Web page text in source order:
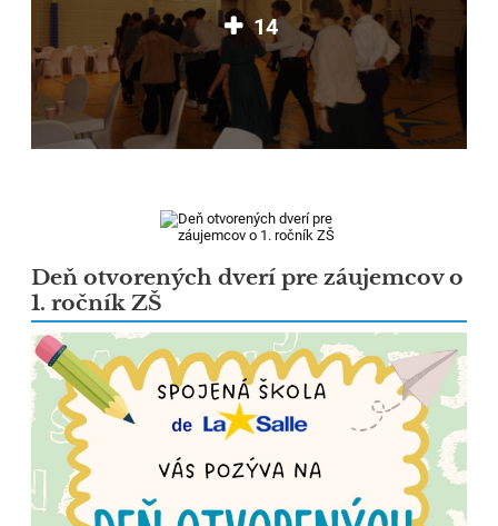
14
Deň otvorených dverí pre záujemcov o
1. ročník ZŠ